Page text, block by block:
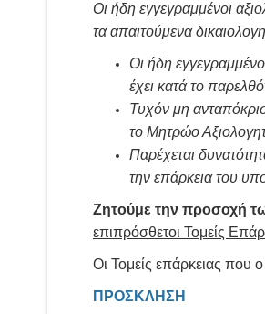
Οι ήδη εγγεγραμμένοι
τα απαιτούμενα
Οι ήδη
έχει κατά το
Τυχόν μη
το Μητρώο
Παρέχεται
την επάρκεια του
Ζητούμε την προσοχή
επιπρόσθετοι Τομείς
Οι Τομείς επάρκειας που
ΠΡΟΣΚΛΗΣΗ